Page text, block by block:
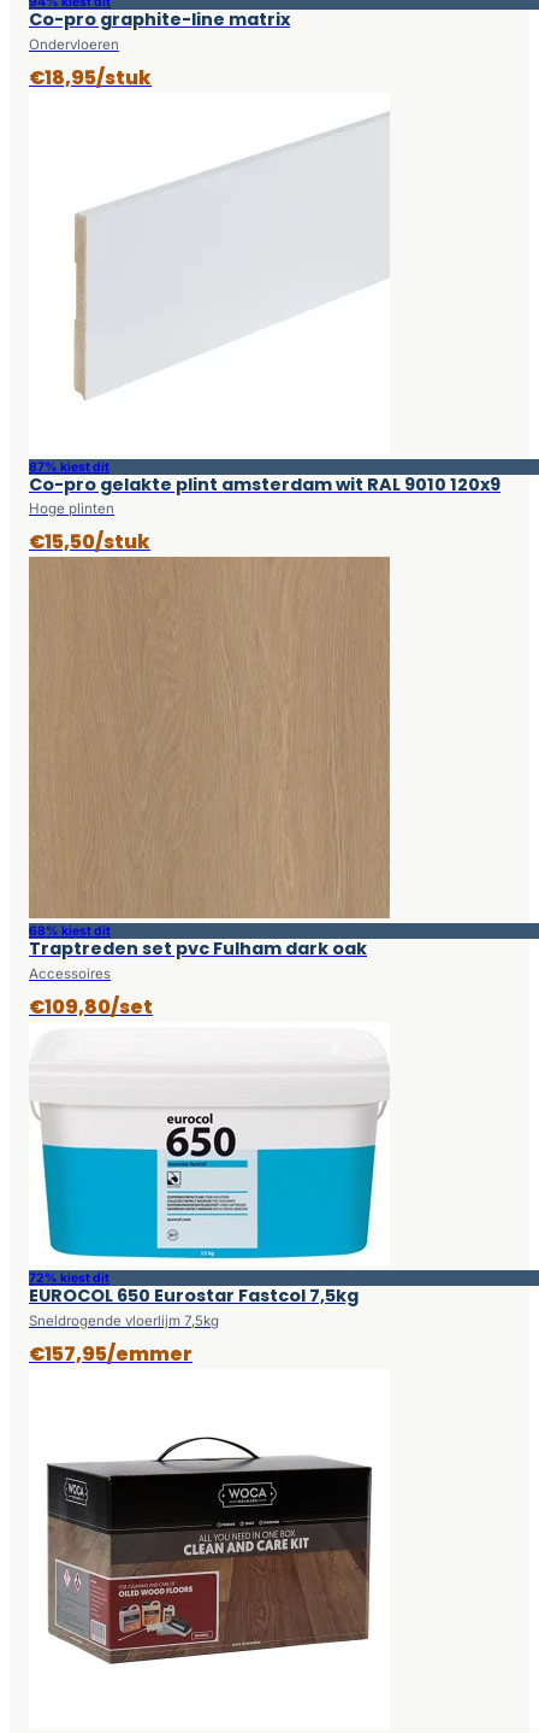
Co-pro graphite-line matrix
Ondervloeren
€18,95/stuk
87% kiest dit
Co-pro gelakte plint amsterdam wit RAL 9010 120x9
Hoge plinten
€15,50/stuk
68% kiest dit
Traptreden set pvc Fulham dark oak
Accessoires
€109,80/set
72% kiest dit
EUROCOL 650 Eurostar Fastcol 7,5kg
Sneldrogende vloerlijm 7,5kg
€157,95/emmer